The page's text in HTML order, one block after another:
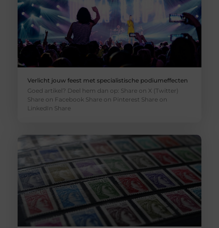
Verlicht jouw feest met specialistische podiumeffecten
Goed artikel? Deel hem dan op: Share on X (Twitter)
Share on Facebook Share on Pinterest Share on
LinkedIn Share